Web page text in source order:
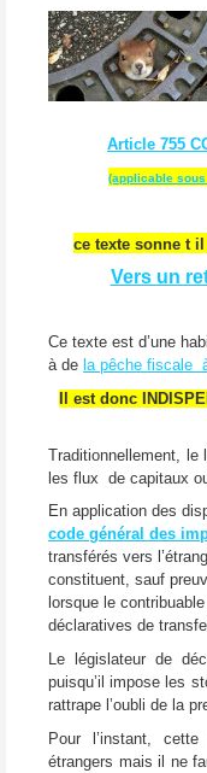
Article 755
(applicable
ce texte sonne t
Vers un
Ce texte est d’une
à de la pêche fiscale
Il est donc
Traditionnellement, le
les flux de capitaux
En application des
code général des
transférés vers
constituent, sauf
lorsque le
déclaratives de
Le législateur de
puisqu’il impose les
rattrape l’oubli de la
Pour l’instant,
étrangers mais il ne